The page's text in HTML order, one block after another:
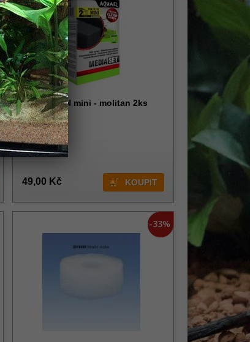
Aquael FAN mini - molitan 2ks
49,00 Kč
-33%